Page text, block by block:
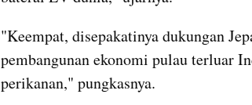
"Keempat, disepakatinya dukungan
pembangunan ekonomi pulau terluar
perikanan," pungkasnya.